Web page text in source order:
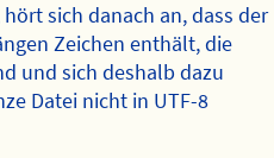
sich danach an, dass der
Zeichen enthält, die
und sich deshalb dazu
Datei nicht in UTF-8